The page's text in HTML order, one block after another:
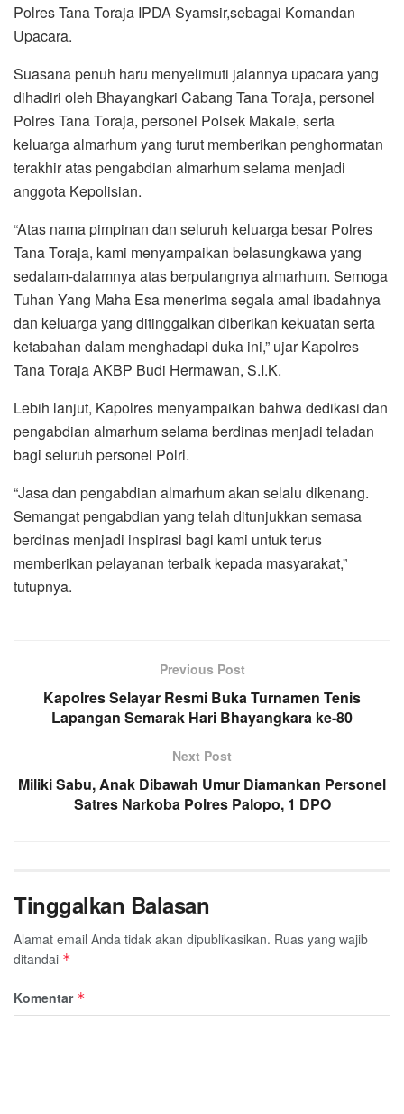
Polres Tana Toraja IPDA Syamsir,sebagai Komandan
Upacara.
Suasana penuh haru menyelimuti jalannya upacara yang
dihadiri oleh Bhayangkari Cabang Tana Toraja, personel
Polres Tana Toraja, personel Polsek Makale, serta
keluarga almarhum yang turut memberikan penghormatan
terakhir atas pengabdian almarhum selama menjadi
anggota Kepolisian.
“Atas nama pimpinan dan seluruh keluarga besar Polres
Tana Toraja, kami menyampaikan belasungkawa yang
sedalam-dalamnya atas berpulangnya almarhum. Semoga
Tuhan Yang Maha Esa menerima segala amal ibadahnya
dan keluarga yang ditinggalkan diberikan kekuatan serta
ketabahan dalam menghadapi duka ini,” ujar Kapolres
Tana Toraja AKBP Budi Hermawan, S.I.K.
Lebih lanjut, Kapolres menyampaikan bahwa dedikasi dan
pengabdian almarhum selama berdinas menjadi teladan
bagi seluruh personel Polri.
“Jasa dan pengabdian almarhum akan selalu dikenang.
Semangat pengabdian yang telah ditunjukkan semasa
berdinas menjadi inspirasi bagi kami untuk terus
memberikan pelayanan terbaik kepada masyarakat,”
tutupnya.
Previous Post
Kapolres Selayar Resmi Buka Turnamen Tenis
Lapangan Semarak Hari Bhayangkara ke-80
Next Post
Miliki Sabu, Anak Dibawah Umur Diamankan Personel
Satres Narkoba Polres Palopo, 1 DPO
Tinggalkan Balasan
Alamat email Anda tidak akan dipublikasikan. Ruas yang wajib
ditandai *
Komentar *